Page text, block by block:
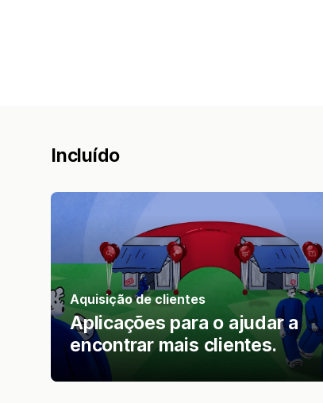
Incluído
Aquisição de clientes
Aplicações para o ajudar a
encontrar mais clientes.